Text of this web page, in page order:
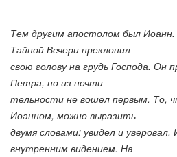
Тем другим апостолом был
Тайной Вечери преклонил
свою голову на грудь Господа. Он
Петра, но из почти_
тельности не вошел первым. То,
Иоанном, можно выразить
двумя словами: увидел и
внутренним видением. На